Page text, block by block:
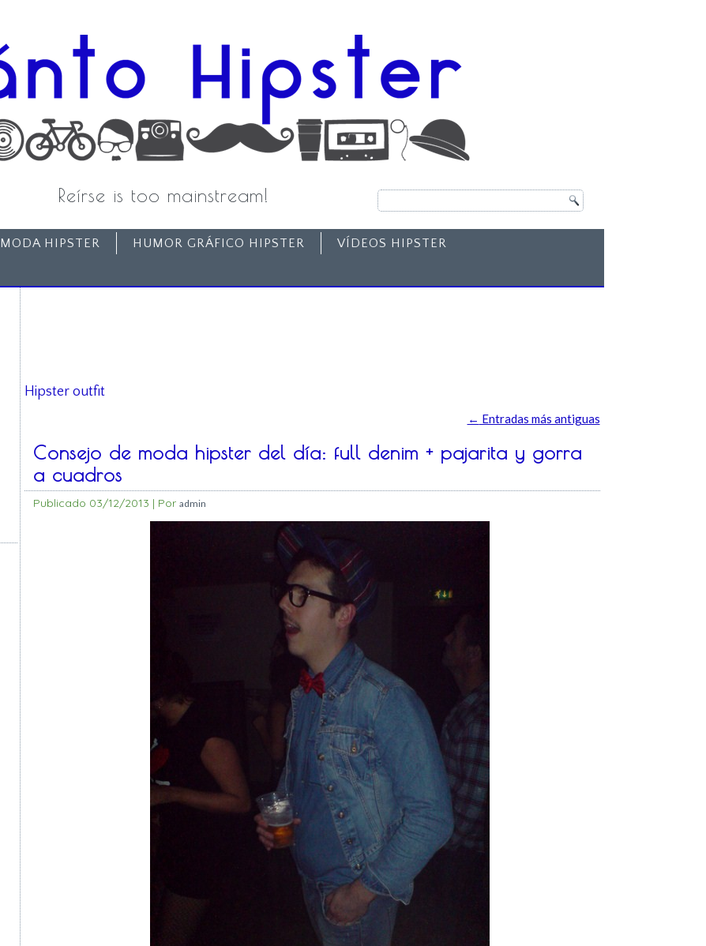
Reírse is too mainstream!
MODA HIPSTER HUMOR GRÁFICO HIPSTER
VÍDEOS HIPSTER
Hipster outfit
← Entradas más antiguas
Consejo de moda hipster del día: full denim + pajarita y gorra
a cuadros
Publicado 03/12/2013 | Por admin